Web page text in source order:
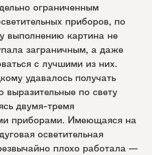
ограниченным
приборов, по
выполнению картина не
заграничным, а даже
с лучшими из них.
удавалось получать
выразительные по свету
двумя-тремя
приборами. Имеющаяся на
осветительная
плохо работала —